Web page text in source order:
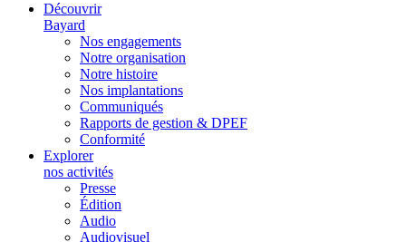
Découvrir
Bayard
Nos engagements
Notre organisation
Notre histoire
Nos implantations
Communiqués
Rapports de gestion & DPEF
Conformité
Explorer
nos activités
Presse
Édition
Audio
Audiovisuel